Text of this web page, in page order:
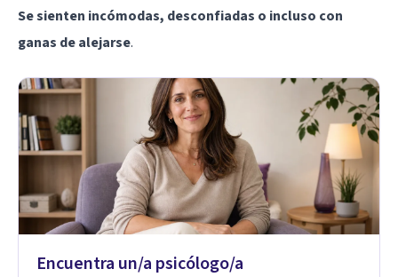
Se sienten incómodas, desconfiadas o incluso con
ganas de alejarse.
Encuentra un/a psicólogo/a